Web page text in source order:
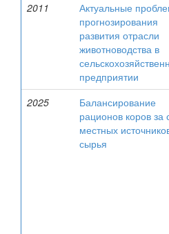
2011
Актуальные
прогнозирования
развития отрасли
животноводства в
предприятии
2025
Балансирование
рационов коров за
местных
сырья